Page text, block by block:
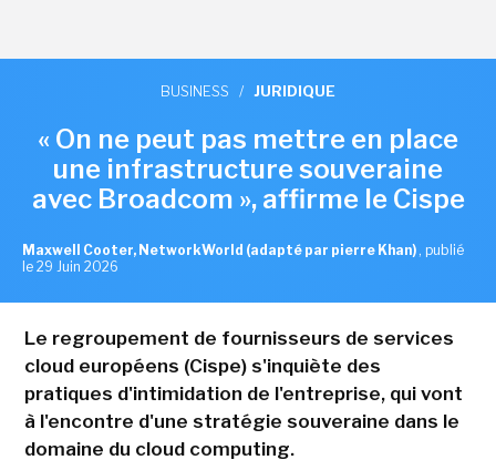
BUSINESS / JURIDIQUE
« On ne peut pas mettre en place
une infrastructure souveraine
avec Broadcom », affirme le Cispe
Maxwell Cooter, NetworkWorld (adapté par pierre Khan) , publié
le 29 Juin 2026
Le regroupement de fournisseurs de services
cloud européens (Cispe) s'inquiète des
pratiques d'intimidation de l'entreprise, qui vont
à l'encontre d'une stratégie souveraine dans le
domaine du cloud computing.